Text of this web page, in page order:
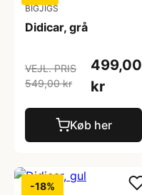
BIGJIGS
Didicar, grå
VEJL. PRIS
549,00 kr
499,00
kr
Køb her
-18%